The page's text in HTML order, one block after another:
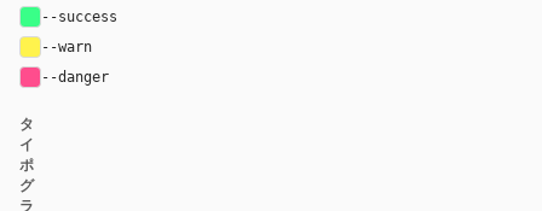
--success
--warn
--danger
タ
イ
ポ
グ
ラ